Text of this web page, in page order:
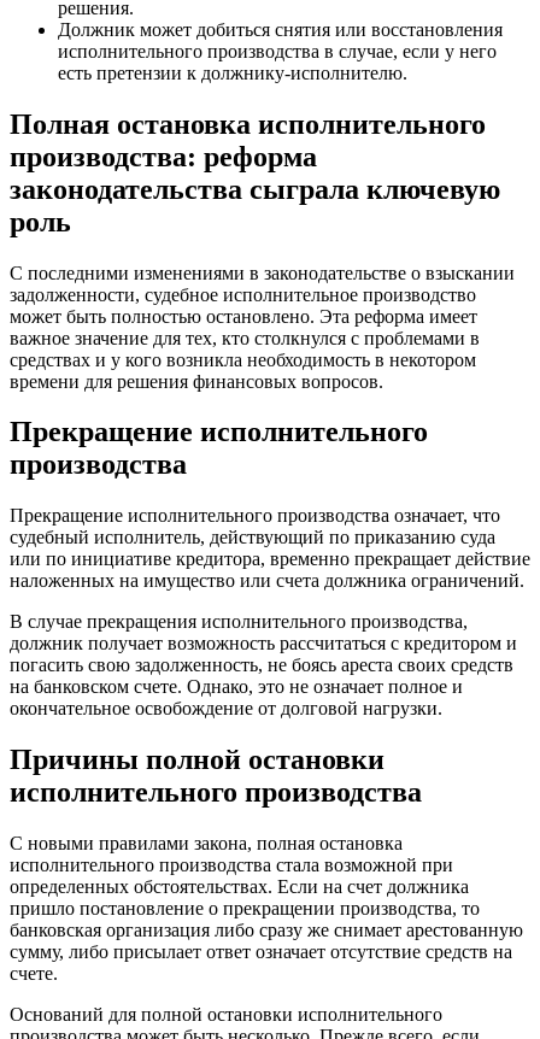
решения.
Должник может добиться снятия или восстановления
исполнительного производства в случае, если у него
есть претензии к должнику-исполнителю.
Полная остановка исполнительного
производства: реформа
законодательства сыграла ключевую
роль
С последними изменениями в законодательстве о взыскании
задолженности, судебное исполнительное производство
может быть полностью остановлено. Эта реформа имеет
важное значение для тех, кто столкнулся с проблемами в
средствах и у кого возникла необходимость в некотором
времени для решения финансовых вопросов.
Прекращение исполнительного
производства
Прекращение исполнительного производства означает, что
судебный исполнитель, действующий по приказанию суда
или по инициативе кредитора, временно прекращает действие
наложенных на имущество или счета должника ограничений.
В случае прекращения исполнительного производства,
должник получает возможность рассчитаться с кредитором и
погасить свою задолженность, не боясь ареста своих средств
на банковском счете. Однако, это не означает полное и
окончательное освобождение от долговой нагрузки.
Причины полной остановки
исполнительного производства
С новыми правилами закона, полная остановка
исполнительного производства стала возможной при
определенных обстоятельствах. Если на счет должника
пришло постановление о прекращении производства, то
банковская организация либо сразу же снимает арестованную
сумму, либо присылает ответ означает отсутствие средств на
счете.
Оснований для полной остановки исполнительного